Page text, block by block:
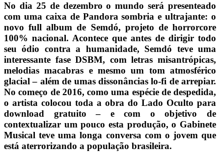
No dia 25 de dezembro o mundo será presenteado
com uma caixa de Pandora sombria e ultrajante: o
novo full album de Semdó, projeto de horrorcore
100% nacional. Acontece que antes de dirigir todo
seu ódio contra a humanidade, Semdó teve uma
interessante fase DSBM, com letras misantrópicas,
melodias macabras e mesmo um tom atmosférico
glacial – além de umas dissonâncias lo-fi de arrepiar.
No começo de 2016, como uma espécie de despedida,
o artista colocou toda a obra do Lado Oculto para
download gratuito – e com o objetivo de
contextualizar um pouco esta produção, o Gabinete
Musical teve uma longa conversa com o jovem que
está aterrorizando a população brasileira.